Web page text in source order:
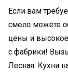
Если вам
смело можете
цены и
с фабрики!
Лесная. Кухни